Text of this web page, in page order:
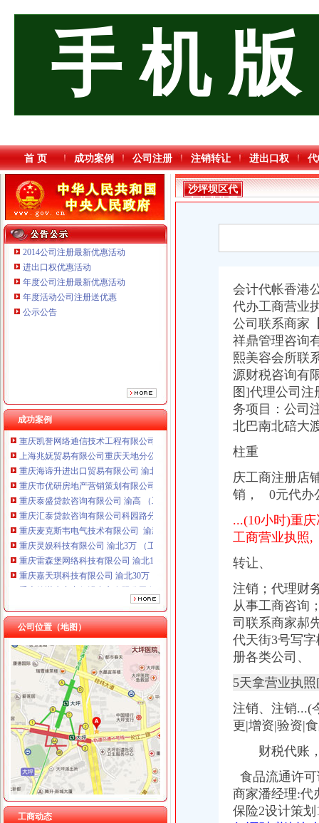
手 机 版
首 页 成功案例 公司注册 注销转让 进出口权
2014公司注册最新优惠活动
进出口权优惠活动
年度公司注册最新优惠活动
年度活动公司注册送优惠
公示公告
成功案例
重庆海谛升进出口贸易有限公司 渝北100万 （进出口权）
重庆市优研房地产营销策划有限公司
重庆泰盛贷款咨询有限公司 渝高 （工商注册）
重庆汇泰贷款咨询有限公司科园路分公司 渝高 （工商注册）
重庆嘉天琪科技有限公司 渝北30万 （工商注册）
重庆德谋生产力促进中心有限公司 渝大10万 （工商注册）
重庆凯誉网络通信技术工程有限公司 渝中300万 （工商变更）
上海兆妩贸易有限公司重庆天地分公司 渝中 （工商注册）
重庆汇泰贷款咨询有限公司科园路分公司 渝高 （工商注册）
重庆德谋生产力促进中心有限公司 渝大10万 （工商注册）
重庆凯誉网络通信技术工程有限公司 渝中300万 （工商变更）
上海兆妩贸易有限公司重庆天地分公司 渝中 （工商注册）
公司位置（地图）
工商动态
沙坪坝区代办营业执照
重庆渝中区代办公司营业执照_代理公司注册_个体户工商登记_税务登
重庆会计审计|重庆沙坪坝报税会计|重庆代理记账|重庆会计实操培训|审
顺义区代办营业执照
代理工商注册登记_代办分公司_个体户_进出口权申请_营业执照办理
重庆分公司注销_重庆分公司撤销_代办分公司营业执照注销_代理注销
沙坪坝区代办工商执照_第1页_重庆论坛_人文_西祠胡同
【沙坪坝区工商营业执照代办】-沙坪坝沙坪坝易登网
重庆公司注册沙坪坝代办营业执照资质代理重庆公司注册今题网
沙坪坝代办营业执照收费|营业执照代办-重庆益记财务_【会计服务】
沙坪坝区代
办营业执照
会计代帐香港
代办工商营业
公司联系商家
祥鼎管理咨询
熙美容会所联
源财税咨询有
图]代理公司注
务项目：公司
北巴南北碚大
柱重
庆工商注册店
销， 0元代办
...(10小时)重
工商营业执照,
转让、
注销；代理财
从事工商咨询
司联系商家郝
代天街3号写
册各类公司、
5天拿营业执
注销、 注销...(
更|增资|验资|
财税代账
食品流通许
商家潘经理:代
保险2设计策